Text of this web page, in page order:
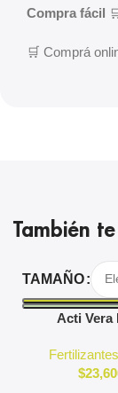
Compra fácil
🛒 Comprá
También
Seleccionar
TAMAÑO
Acti Vera
Fertilizantes
$